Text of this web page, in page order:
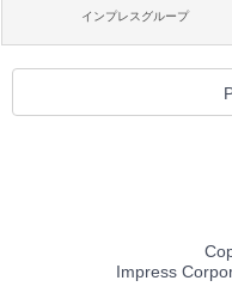
インプレスグループ
Impress